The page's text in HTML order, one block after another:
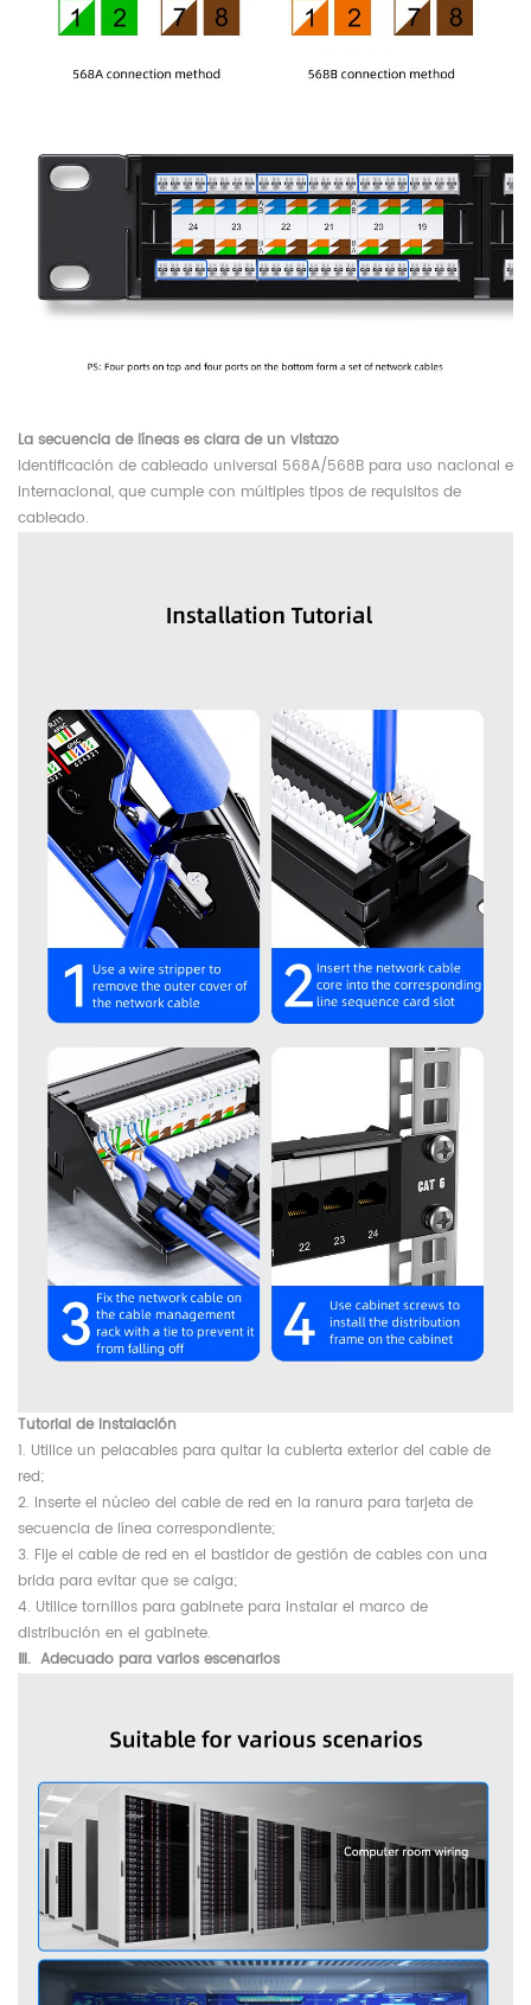
La secuencia de líneas es clara de un vistazo
Identificación de cableado universal 568A/568B para uso nacional e
internacional, que cumple con múltiples tipos de requisitos de
cableado.
Tutorial de instalación
1. Utilice un pelacables para quitar la cubierta exterior del cable de
red;
2. Inserte el núcleo del cable de red en la ranura para tarjeta de
secuencia de línea correspondiente;
3. Fije el cable de red en el bastidor de gestión de cables con una
brida para evitar que se caiga;
4. Utilice tornillos para gabinete para instalar el marco de
distribución en el gabinete.
Ⅲ. Adecuado para varios escenarios